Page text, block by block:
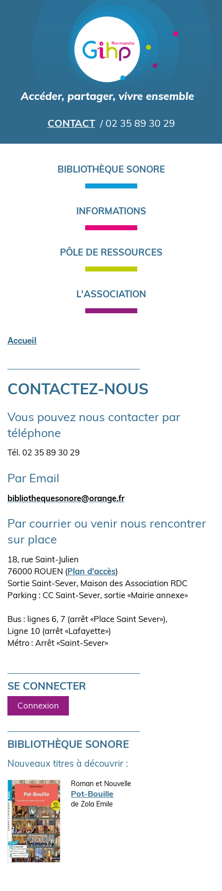
au
contenu
principal
CONTACT / 02 35 89 30 29
BIBLIOTHÈQUE SONORE
INFORMATIONS
PÔLE DE RESSOURCES
L'ASSOCIATION
Accueil
CONTACTEZ-NOUS
Vous pouvez nous contacter par
téléphone
Tél. 02 35 89 30 29
Par Email
bibliothequesonore@orange.fr
Par courrier ou venir nous rencontrer
sur place
18, rue Saint-Julien
76000 ROUEN ( Plan d'accès)
Sortie Saint-Sever, Maison des Association RDC
Parking : CC Saint-Sever, sortie «Mairie annexe»
Bus : lignes 6, 7 (arrêt «Place Saint Sever»),
Ligne 10 (arrêt «Lafayette»)
Métro : Arrêt «Saint-Sever»
SE CONNECTER
Connexion
BIBLIOTHÈQUE SONORE
Nouveaux titres à découvrir :
Roman et Nouvelle
Pot-Bouille
de Zola Emile